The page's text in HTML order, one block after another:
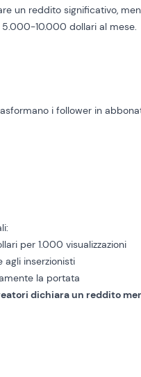
un reddito significativo,
10.000 dollari al mese.
i follower in
per 1.000 visualizzazioni
agli inserzionisti
la portata
dichiara un reddito